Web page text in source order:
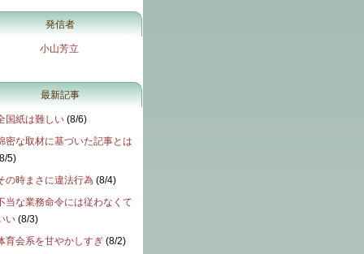
発信者
小山芳立
最新記事
国紙は難しい (8/6)
密な取材に基づいた記事とは
8/5)
の時まさに違法行為 (8/4)
当な業務命令には従わなくて
い (8/3)
育会系を甘やかしすぎ (8/2)